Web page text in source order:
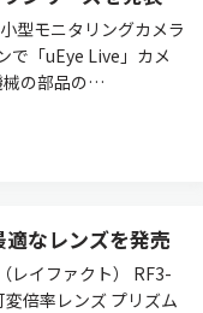
型モニタリングカメラ
で「uEye Live」カメ
械の部品の…
なレンズを発売
レイファクト） RF3-
倍率レンズ プリズム